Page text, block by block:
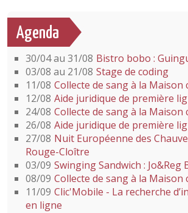
Agenda
30/04 au 31/08 Bistro bobo :
03/08 au 21/08 Stage de coding
11/08 Collecte de sang à la Maison
12/08 Aide juridique de première
24/08 Collecte de sang à la Maison
26/08 Aide juridique de première
27/08 Nuit Européenne des
Rouge-Cloître
03/09 Swinging Sandwich : Jo&Reg
08/09 Collecte de sang à la Maison
11/09 Clic'Mobile - La recherche
en ligne